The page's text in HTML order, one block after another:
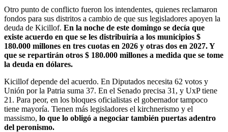
Otro punto de conflicto fueron los intendentes, quienes reclamaron
fondos para sus distritos a cambio de que sus legisladores apoyen la
deuda de Kicillof. En la noche de este domingo se decía que
existe acuerdo en que se les distribuiría a los municipios $
180.000 millones en tres cuotas en 2026 y otras dos en 2027. Y
que se repartirán otros $ 180.000 millones a medida que se tome
la deuda en dólares.
Kicillof depende del acuerdo. En Diputados necesita 62 votos y
Unión por la Patria suma 37. En el Senado precisa 31, y UxP tiene
21. Para peor, en los bloques oficialistas el gobernador tampoco
tiene mayoría. Tienen más legisladores el kirchnerismo y el
massismo, lo que lo obligó a negociar también puertas adentro
del peronismo.